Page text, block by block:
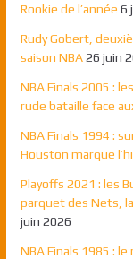
Rookie de l’année 6
Rudy Gobert,
saison NBA 26 juin
NBA Finals 2005 :
rude bataille face
NBA Finals 1994 :
Houston marque
Playoffs 2021 : les
parquet des Nets,
juin 2026
NBA Finals 1985 :